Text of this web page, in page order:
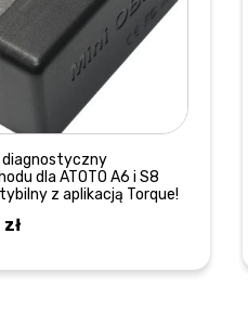
diagnostyczny
dla ATOTO A6 i S8
z aplikacją Torque!
zł